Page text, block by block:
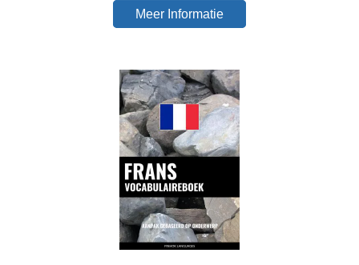
Meer Informatie